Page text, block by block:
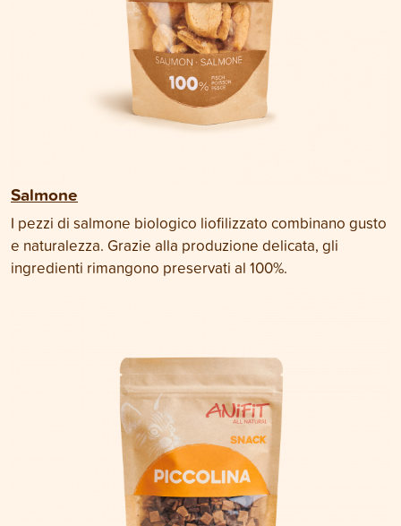
Salmone
I pezzi di salmone biologico liofilizzato combinano gusto
e naturalezza. Grazie alla produzione delicata, gli
ingredienti rimangono preservati al 100%.